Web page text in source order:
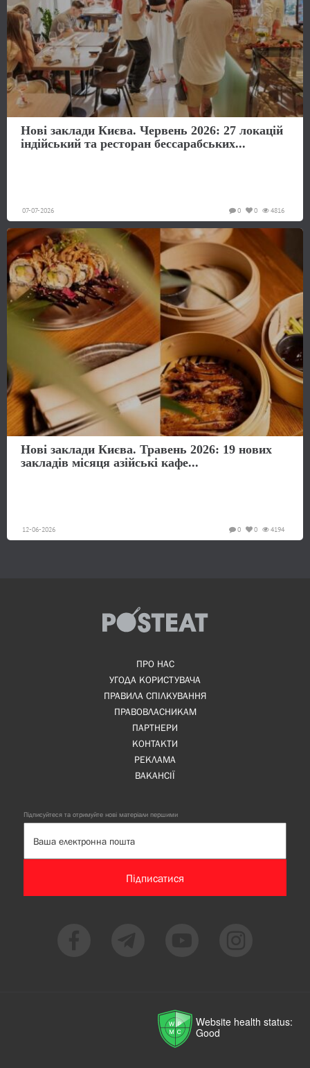
Нові заклади Києва. Червень 2026: 27 локацій
індійський та ресторан бессарабських...
07-07-2026 4816
0
0
Нові заклади Києва. Травень 2026: 19 нових
закладів місяця азійські кафе...
12-06-2026 4194
0
0
ПРО НАС
УГОДА КОРИСТУВАЧА
ПРАВИЛА СПІЛКУВАННЯ
ПРАВОВЛАСНИКАМ
ПАРТНЕРИ
КОНТАКТИ
РЕКЛАМА
ВАКАНСІЇ
Підписуйтеся та отримуйте нові матеріали першими
Підписатися
Website health status:
Good